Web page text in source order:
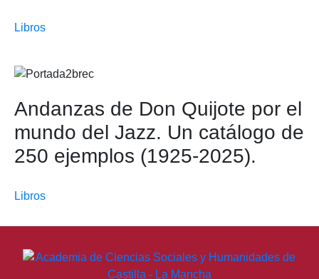
Libros
Andanzas de Don Quijote por el
mundo del Jazz. Un catálogo de
250 ejemplos (1925-2025).
Libros